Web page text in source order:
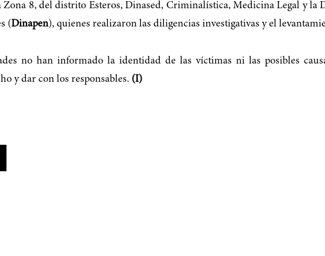
8, del distrito Esteros, Dinased, Criminalística, Medicina Legal y la
(Dinapen), quienes realizaron las diligencias investigativas y el
no han informado la identidad de las víctimas ni las posibles
y dar con los responsables. (I)